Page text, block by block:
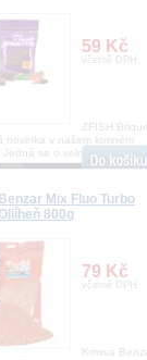
59 Kč
včetně DPH
ZFISH
novinka v našem krmném
Jedná se o velmi kvalitní a
Mix Fluo Turbo
800g
79 Kč
včetně DPH
Krmiva